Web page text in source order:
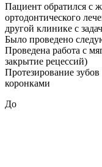
Пациент обратился с
ортодонтического
другой клинике с
Было проведено
Проведена работа с
закрытие рецессий)
Протезирование
коронками
До